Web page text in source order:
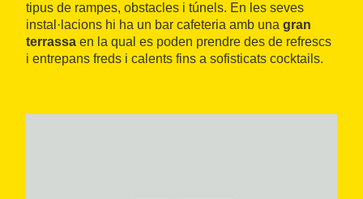
tipus de rampes, obstacles i túnels. En les seves
instal·lacions hi ha un bar cafeteria amb una gran
terrassa en la qual es poden prendre des de refrescs
i entrepans freds i calents fins a sofisticats cocktails.